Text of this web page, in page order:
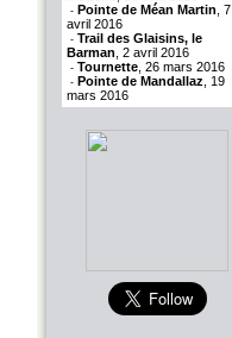
- Pointe de Méan Martin , 7
avril 2016
- Trail des Glaisins, le
Barman , 2 avril 2016
- Tournette , 26 mars 2016
- Pointe de Mandallaz , 19
mars 2016